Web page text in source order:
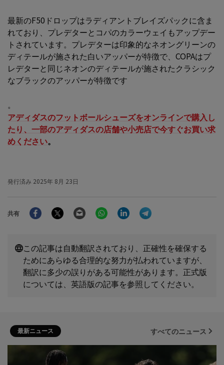
最新のF50ドロップはラディアントブレイズパックに含ま
れており、プレデターとコパのカラーウェイもアップデー
トされています。プレデターは印象的なネオングリーンの
ディテールが施された白いアッパーが特徴で、COPAはプ
レデターと同じネオンのディテールが施されたクラシック
なブラックのアッパーが特徴です
。
アディダスのフットボールシューズをオンラインで購入し
たり、一部のアディダスの店舗や小売店で今すぐお買い求
めください。
発行済み 2025年 8月 23日
共有
FacebookTwitter Email WhatsAppLinkedIn
この記事は自動翻訳されており、正確性を確保する
ためにあらゆる合理的な努力が払われていますが、
翻訳に多少の誤りがある可能性があります。正式版
については、英語版の記事を参照してください。
最新ニュース すべてのニュース